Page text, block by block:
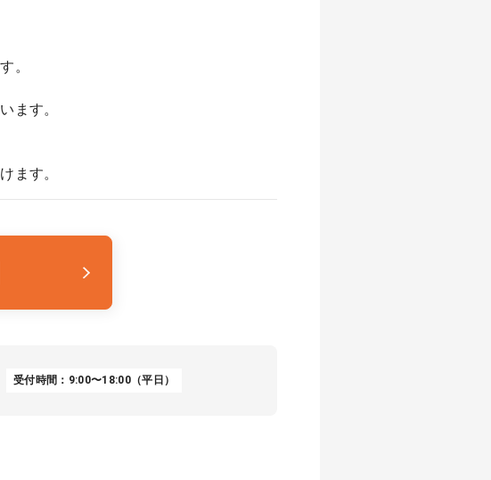
。
ます。
ます。
受付時間：9:00〜18:00（平日）